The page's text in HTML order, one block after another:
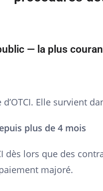
— la plus
d’OTCI. Elle survient
plus de 4 mois
dès lors que des
majoré.